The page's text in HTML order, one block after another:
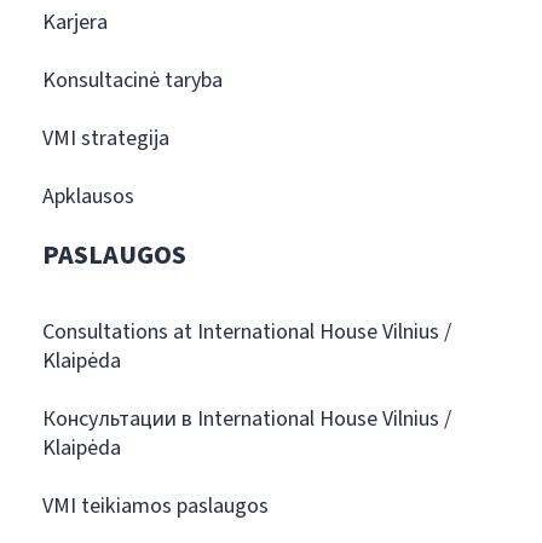
Karjera
Konsultacinė taryba
VMI strategija
Apklausos
PASLAUGOS
Consultations at International House Vilnius /
Klaipėda
Консультации в International House Vilnius /
Klaipėda
VMI teikiamos paslaugos